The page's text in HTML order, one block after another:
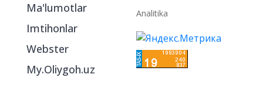
Ma'lumotlar
Imtihonlar
Webster
My.Oliygoh.uz
Analitika